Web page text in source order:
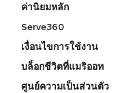
ค่านิยมหลัก
Serve360
เงื่อนไขการใช้งาน
บล็อกชีวิตที่แมริออท
ศูนย์ความเป็นส่วนตัว